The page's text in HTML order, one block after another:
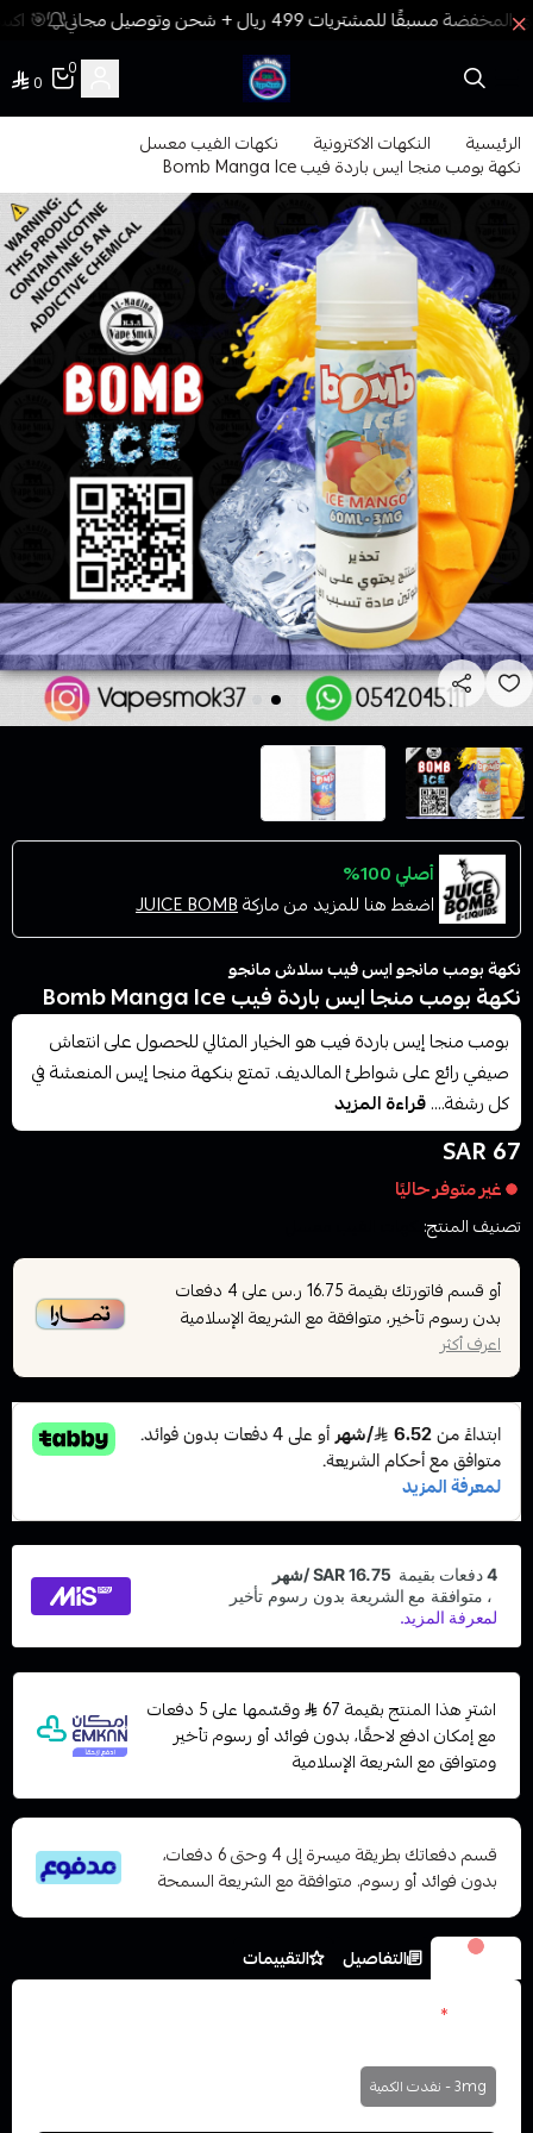
🎯
فيب المدينة
0
0
الرئيسية النكهات الاكترونية نكهات الفيب معسل
نكهة بومب منجا ايس باردة فيب Bomb Manga Ice
أصلي 100%
اضغط هنا للمزيد من ماركةJUICE BOMB
نكهة بومب مانجو ايس فيب سلاش مانجو
نكهة بومب منجا ايس باردة فيب Bomb Manga Ice
بومب منجا إيس باردة فيب هو الخيار المثالي للحصول على انتعاش
صيفي رائع على شواطئ المالديف. تمتع بنكهة منجا إيس المنعشة في
كل رشفة....قراءة المزيد
67 SAR
غير متوفر حاليًا
تصنيف المنتج:
أو قسم فاتورتك بقيمة 16.75 ر.س على4 دفعات
بدون رسوم تأخير، متوافقة مع الشريعة الإسلامية
اعرف أكثر
اشترِ هذا المنتج بقيمة 67
وقسّمها على 5 دفعات
مع إمكان ادفع لاحقًا، بدون فوائد أو رسوم تأخير
ومتوافق مع الشريعة الإسلامية
قسم دفعاتك بطريقة ميسرة إلى 4 وحتى 6 دفعات،
بدون فوائد أو رسوم. متوافقة مع الشريعة السمحة
الخيارات التفاصيل
التقييمات
*
3mg - نفدت الكمية